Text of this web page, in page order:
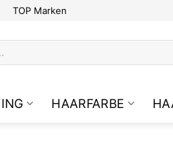
TOP Marken
HAARFARBE